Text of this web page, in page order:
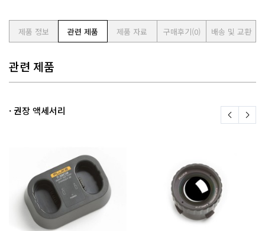
제품 정보 관련 제품 제품 자료 구매후기(0) 배송 및 교환
관련 제품
· 권장 액세서리